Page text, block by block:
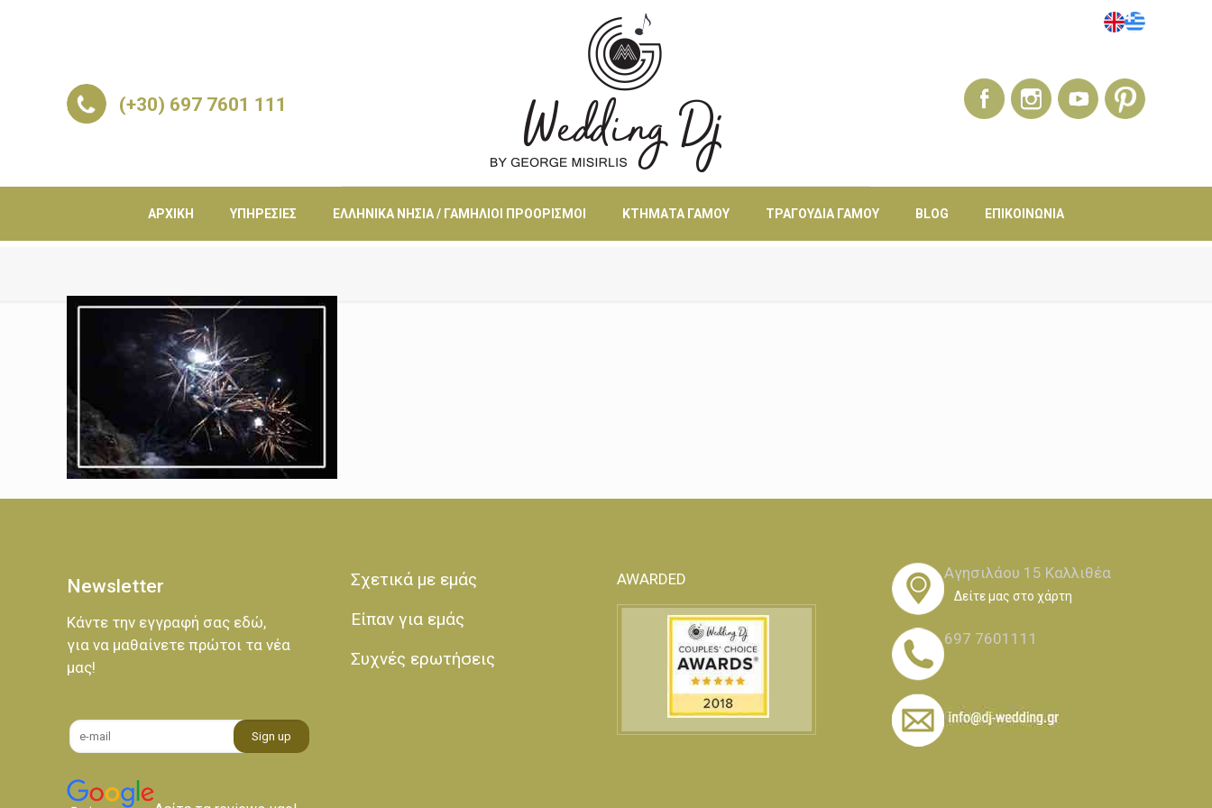
(+30) 697 7601 111
ΑΡΧΙΚΉ ΥΠΗΡΕΣΊΕΣ ΕΛΛΗΝΙΚΆ ΝΗΣΙΆ / ΓΑΜΉΛΙΟΙ ΠΡΟΟΡΙΣΜΟΊ ΚΤΉΜΑΤΑ ΓΆΜΟΥ ΤΡΑΓΟΎΔΙΑ ΓΆΜΟΥ BLOG ΕΠΙΚΟΙΝΩΝΊΑ
Newsletter
Κάντε την εγγραφή σας εδώ,
για να μαθαίνετε πρώτοι τα νέα
μας!
Σχετικά με εμάς
Είπαν για εμάς
Συχνές ερωτήσεις
AWARDED Αγησιλάου 15 Καλλιθέα
Δείτε μας στο χάρτη
697 7601111